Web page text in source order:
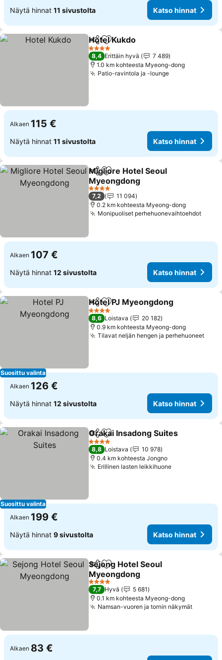
Näytä hinnat 11 sivustolta Katso hinnat
Jaa Lisää suosikkeihin
Hotel Kukdo
4 Tähtiluokitus
8,4 Erittäin hyvä
7 489
1.0 km kohteesta Myeong-dong
Patio-ravintola ja -loungeKatso hinnat
Alkaen 115 €
Näytä hinnat 11 sivustolta Katso hinnat
Jaa Lisää suosikkeihin
Migliore Hotel Seoul
Myeongdong
Katso hinnat
4 Tähtiluokitus
7,2
11 094
0.2 km kohteesta Myeong-dong
Monipuoliset perhehuonevaihtoehdot
Alkaen 107 €
Näytä hinnat 12 sivustolta Katso hinnat
Suosittu valinta
Jaa Lisää suosikkeihin
Hotel PJ Myeongdong
4 Tähtiluokitus
8,6 Loistava
20 182
0.9 km kohteesta Myeong-dong
Tilavat neljän hengen ja perhehuoneet
Alkaen 126 €
Näytä hinnat 12 sivustolta Katso hinnat
Suosittu valinta
Jaa Lisää suosikkeihin
Orakai Insadong Suites
4 Tähtiluokitus
8,8 Loistava
10 978
0.4 km kohteesta Jongno
Erillinen lasten leikkihuoneKatso hinnat
Alkaen 199 €
Näytä hinnat 9 sivustolta Katso hinnat
Jaa Lisää suosikkeihin
Sejong Hotel Seoul
Myeongdong
Katso hinnat
4 Tähtiluokitus
7,7 Hyvä
5 681
0.1 km kohteesta Myeong-dong
Namsan-vuoren ja tornin näkymätKatso
Alkaen 83 €